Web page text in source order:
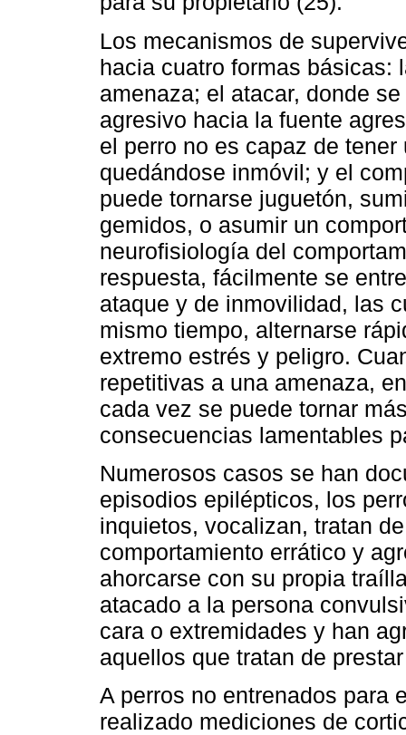
Los mecanismos de
hacia cuatro formas básicas:
amenaza; el atacar, donde
agresivo hacia la fuente
el perro no es capaz de
quedándose inmóvil; y el
puede tornarse juguetón,
gemidos, o asumir un
neurofisiología del
respuesta, fácilmente se
ataque y de inmovilidad, las
mismo tiempo, alternarse
extremo estrés y peligro.
repetitivas a una amenaza,
cada vez se puede tornar
consecuencias lamentables
Numerosos casos se han
episodios epilépticos, los
inquietos, vocalizan, tratan
comportamiento errático y
ahorcarse con su propia
atacado a la persona
cara o extremidades y han
aquellos que tratan de
A perros no entrenados para
realizado mediciones de